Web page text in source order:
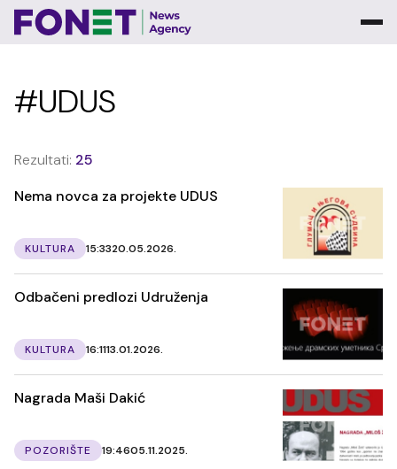
#UDUS
Rezultati: 25
Nema novca za projekte UDUS
KULTURA 15:3320.05.2026.
Odbačeni predlozi Udruženja
KULTURA 16:1113.01.2026.
Nagrada Maši Dakić
POZORIŠTE 19:4605.11.2025.